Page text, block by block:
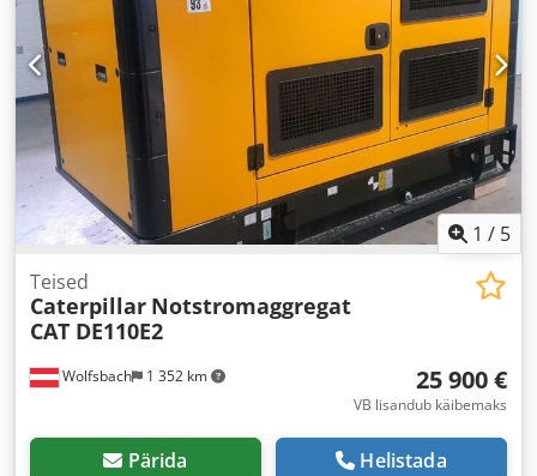
1 / 5
Wolfsbach 1 352 km
Teised
Caterpillar Notstromaggregat
CAT DE110E2
25 900 €
VB lisandub käibemaks
Pärida Helistada